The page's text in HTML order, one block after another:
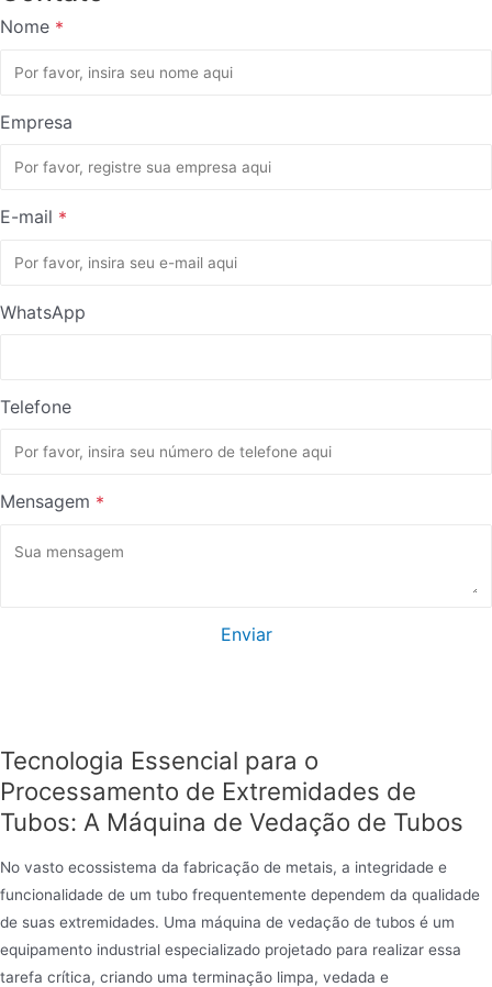
Nome *
Empresa
E-mail *
WhatsApp
Telefone
Mensagem *
Enviar
Tecnologia Essencial para o
Processamento de Extremidades de
Tubos: A Máquina de Vedação de Tubos
No vasto ecossistema da fabricação de metais, a integridade e
funcionalidade de um tubo frequentemente dependem da qualidade
de suas extremidades. Uma máquina de vedação de tubos é um
equipamento industrial especializado projetado para realizar essa
tarefa crítica, criando uma terminação limpa, vedada e